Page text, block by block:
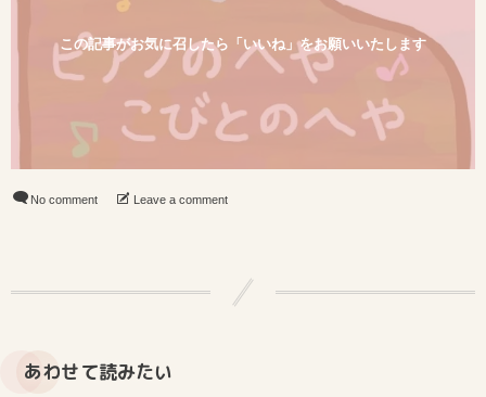
この記事がお気に召したら「いいね」をお願いいたします
No comment Leave a comment
あわせて読みたい